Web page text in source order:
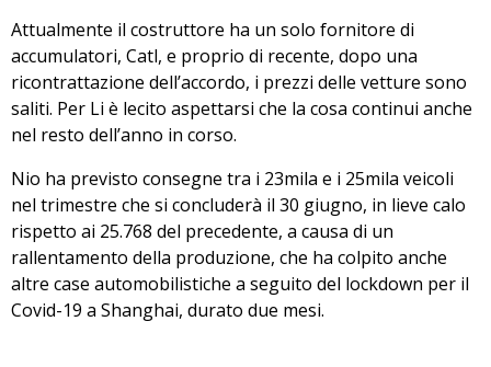
Attualmente il costruttore ha un solo fornitore di
accumulatori, Catl, e proprio di recente, dopo una
ricontrattazione dell’accordo, i prezzi delle vetture sono
saliti. Per Li è lecito aspettarsi che la cosa continui anche
nel resto dell’anno in corso.
Nio ha previsto consegne tra i 23mila e i 25mila veicoli
nel trimestre che si concluderà il 30 giugno, in lieve calo
rispetto ai 25.768 del precedente, a causa di un
rallentamento della produzione, che ha colpito anche
altre case automobilistiche a seguito del lockdown per il
Covid-19 a Shanghai, durato due mesi.